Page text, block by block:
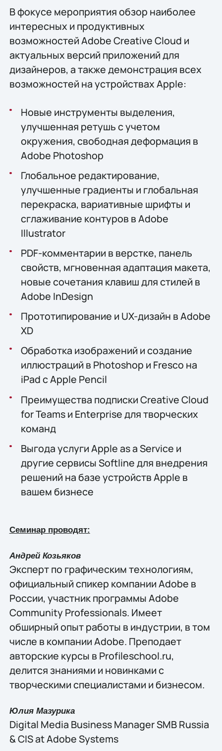
В фокусе мероприятия обзор наиболее
интересных и продуктивных
возможностей Adobe Creative Cloud и
актуальных версий приложений для
дизайнеров, а также демонстрация всех
возможностей на устройствах Apple:
Новые инструменты выделения,
улучшенная ретушь с учетом
окружения, свободная деформация в
Adobe Photoshop
Глобальное редактирование,
улучшенные градиенты и глобальная
перекраска, вариативные шрифты и
сглаживание контуров в Adobe
Illustrator
PDF-комментарии в верстке, панель
свойств, мгновенная адаптация макета,
новые сочетания клавиш для стилей в
Adobe InDesign
Прототипирование и UX-дизайн в Adobe
XD
Обработка изображений и создание
иллюстраций в Photoshop и Fresco на
iPad с Apple Pencil
Преимущества подписки Creative Cloud
for Teams и Enterprise для творческих
команд
Выгода услуги Apple as a Service и
другие сервисы Softline для внедрения
решений на базе устройств Apple в
вашем бизнесе
Семинар проводят:
Андрей Козьяков
Эксперт по графическим технологиям,
официальный спикер компании Adobe в
России, участник программы Adobe
Community Professionals. Имеет
обширный опыт работы в индустрии, в том
числе в компании Adobe. Преподает
авторские курсы в Profileschool.ru,
делится знаниями и новинками с
творческими специалистами и бизнесом.
Юлия Мазурика
Digital Media Business Manager SMB Russia
& CIS at Adobe Systems